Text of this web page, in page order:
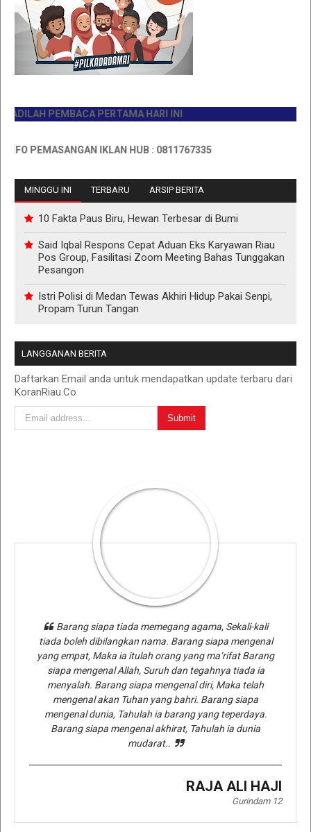
PEMBACA PERTAMA HARI INI
PEMASANGAN IKLAN HUB : 0811767335
MINGGU INI TERBARU ARSIP BERITA
10 Fakta Paus Biru, Hewan Terbesar di Bumi
Said Iqbal Respons Cepat Aduan Eks Karyawan Riau
Pos Group, Fasilitasi Zoom Meeting Bahas Tunggakan
Pesangon
Istri Polisi di Medan Tewas Akhiri Hidup Pakai Senpi,
Propam Turun Tangan
LANGGANAN BERITA
Daftarkan Email anda untuk mendapatkan update terbaru dari
KoranRiau.Co
Barang siapa tiada memegang agama, Sekali-kali
tiada boleh dibilangkan nama. Barang siapa mengenal
yang empat, Maka ia itulah orang yang ma’rifat Barang
siapa mengenal Allah, Suruh dan tegahnya tiada ia
menyalah. Barang siapa mengenal diri, Maka telah
mengenal akan Tuhan yang bahri. Barang siapa
mengenal dunia, Tahulah ia barang yang teperdaya.
Barang siapa mengenal akhirat, Tahulah ia dunia
mudarat..
RAJA ALI HAJI
Gurindam 12